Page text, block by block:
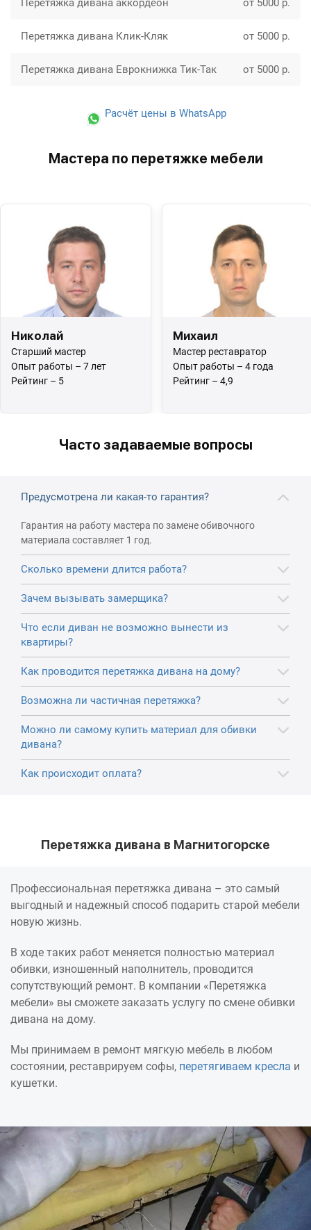
Перетяжка дивана аккордеон от 5000 р.
Перетяжка дивана Клик-Кляк от 5000 р.
Перетяжка дивана Еврокнижка Тик-Так от 5000 р.
Расчёт цены в WhatsApp
Мастера по перетяжке мебели
Николай
Старший мастер
Опыт работы – 7 лет
Рейтинг – 5
Михаил
Мастер реставратор
Опыт работы – 4 года
Рейтинг – 4,9
Часто задаваемые вопросы
Предусмотрена ли какая-то гарантия?
Гарантия на работу мастера по замене обивочного
материала составляет 1 год.
Сколько времени длится работа?
Зачем вызывать замерщика?
Что если диван не возможно вынести из
квартиры?
Как проводится перетяжка дивана на дому?
Возможна ли частичная перетяжка?
Можно ли самому купить материал для обивки
дивана?
Как происходит оплата?
Перетяжка дивана в Магнитогорске
Профессиональная перетяжка дивана – это самый
выгодный и надежный способ подарить старой мебели
новую жизнь.
В ходе таких работ меняется полностью материал
обивки, изношенный наполнитель, проводится
сопутствующий ремонт. В компании «Перетяжка
мебели» вы сможете заказать услугу по смене обивки
дивана на дому.
Мы принимаем в ремонт мягкую мебель в любом
состоянии, реставрируем софы, перетягиваем кресла и
кушетки.